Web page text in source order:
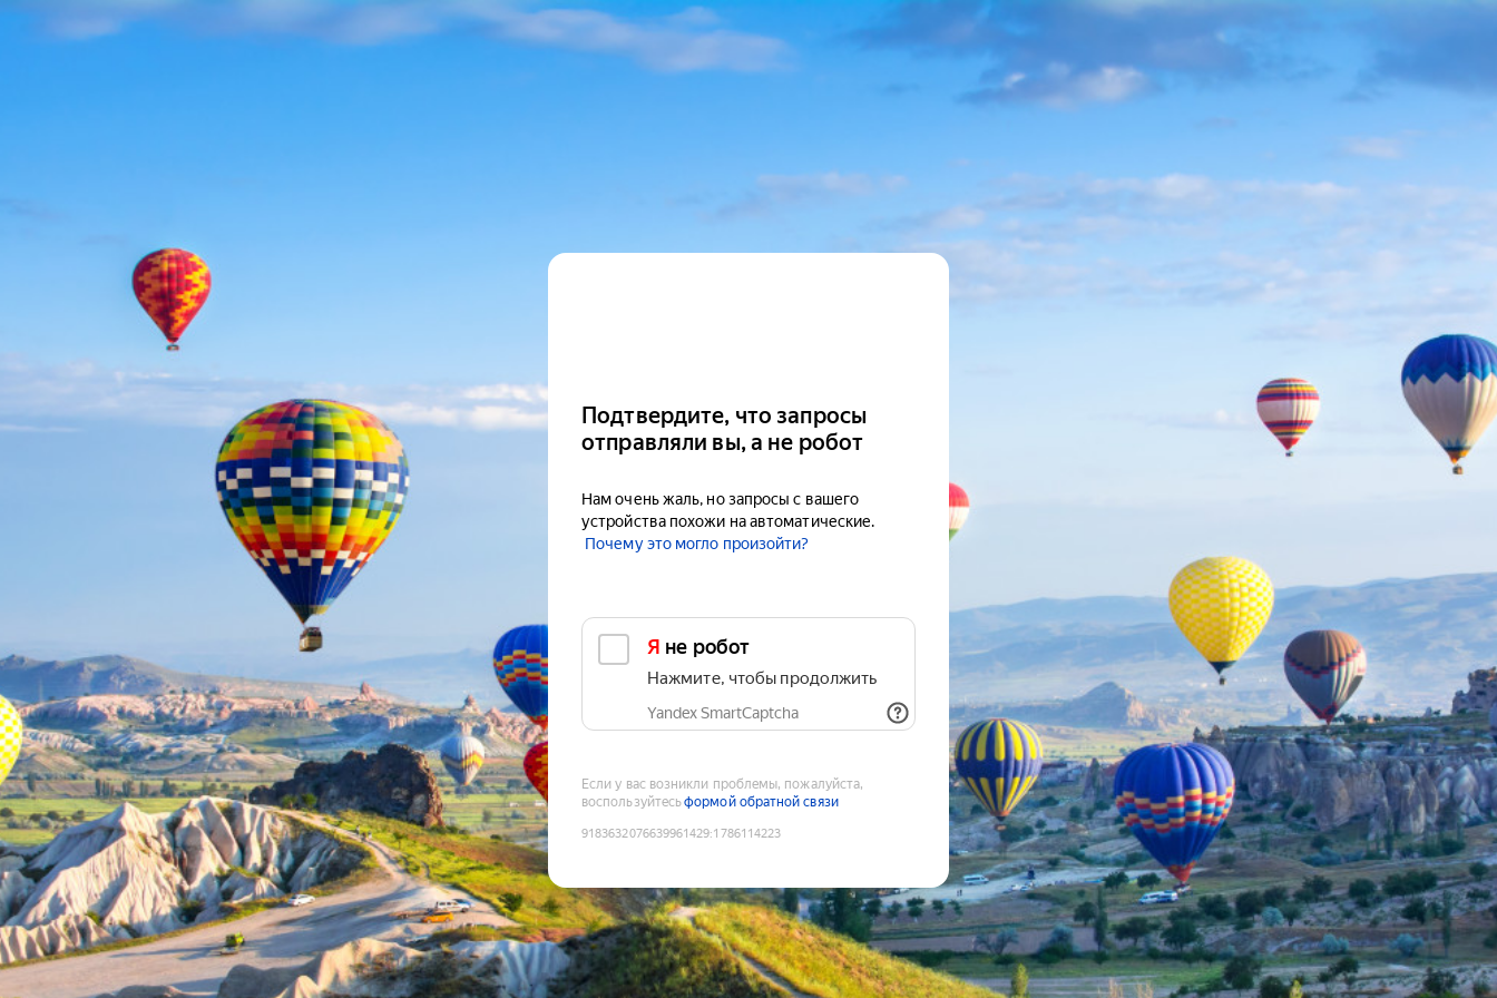
Подтвердите, что запросы
отправляли вы, а не робот
Нам очень жаль, но запросы с вашего
устройства похожи на автоматические.
Почему это могло произойти?
Я не робот
Нажмите, чтобы продолжить
Yandex SmartCaptcha
Если у вас возникли проблемы, пожалуйста,
воспользуйтесьформой обратной связи
9183632076639961429:1786114223